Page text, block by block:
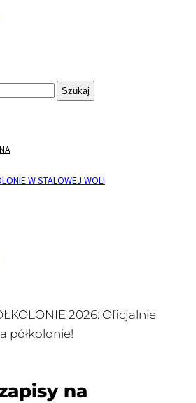
W STALOWEJ WOLI
2026: Oficjalnie
półkolonie!
na